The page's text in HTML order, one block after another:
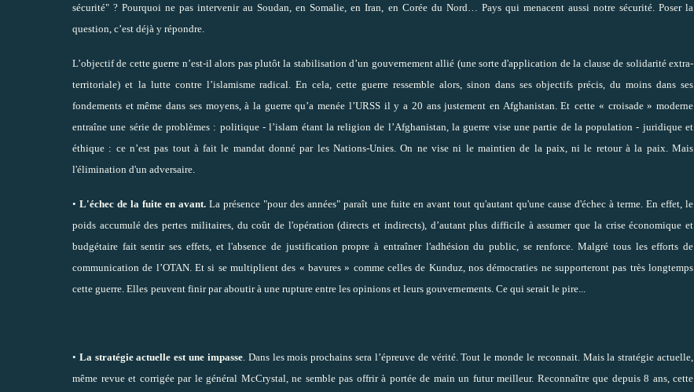
sécurité" ? Pourquoi ne pas intervenir au Soudan, en Somalie, en Iran, en Corée du Nord… Pays qui menacent aussi notre sécurité. Poser la
question, c’est déjà y répondre.
L’objectif de cette guerre n’est-il alors pas plutôt la stabilisation d’un gouvernement allié (une sorte d'application de la clause de solidarité extra-
territoriale) et la lutte contre l’islamisme radical . En cela, cette guerre ressemble alors, sinon dans ses objectifs précis, du moins dans ses
fondements et même dans ses moyens, à la guerre qu’a menée l’URSS il y a 20 ans justement en Afghanistan. Et cette « croisade » moderne
entraîne une série de problèmes : politique - l’islam étant la religion de l’Afghanistan, la guerre vise une partie de la population - juridique et
éthique : ce n’est pas tout à fait le mandat donné par les Nations-Unies. On ne vise ni le maintien de la paix, ni le retour à la paix. Mais
l'élimination d'un adversaire.
•L'échec de la fuite en avant. La présence "pour des années" paraît une fuite en avant tout qu'autant qu'une cause d'échec à terme. En effet, le
poids accumulé des pertes militaires, du coût de l'opération (directs et indirects), d’autant plus difficile à assumer que la crise économique et
budgétaire fait sentir ses effets, et l'absence de justification propre à entraîner l'adhésion du public, se renforce. Malgré tous les efforts de
communication de l’OTAN. Et si se multiplient des « bavures » comme celles de Kunduz, nos démocraties ne supporteront pas très longtemps
cette guerre. Elles peuvent finir par aboutir à une rupture entre les opinions et leurs gouvernements. Ce qui serait le pire...
• La stratégie actuelle est une impasse. Dans les mois prochains sera l’épreuve de vérité. Tout le monde le reconnait. Mais la stratégie actuelle,
même revue et corrigée par le général McCrystal, ne semble pas offrir à portée de main un futur meilleur. Reconnaître que depuis 8 ans, cette